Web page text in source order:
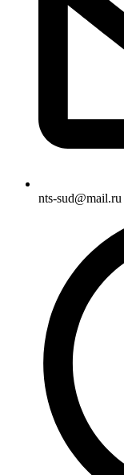
nts-sud@mail.ru